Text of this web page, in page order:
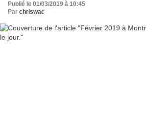
Publié le 01/03/2019 à 10:45
Par chriswac